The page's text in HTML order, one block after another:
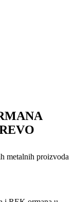
metalnih proizvoda